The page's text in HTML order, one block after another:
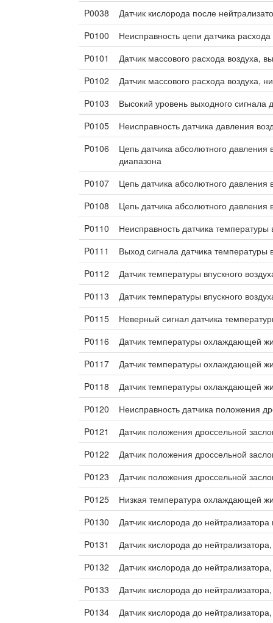
P0038
Датчик кислорода после
P0100
Неисправность цепи датчика расхода
P0101
Датчик массового расхода воздуха,
P0102
Датчик массового расхода воздуха,
P0103
Высокий уровень выходного сигнала
P0105
Неисправность датчика давления
P0106
Цепь датчика абсолютного давления
диапазона
P0107
Цепь датчика абсолютного давления
P0108
Цепь датчика абсолютного давления
P0110
Неисправность датчика температуры
P0111
Выход сигнала датчика температуры
P0112
Датчик температуры впускного
P0113
Датчик температуры впускного
P0115
Неверный сигнал датчика
P0116
Датчик температуры охлаждающей
P0117
Датчик температуры охлаждающей
P0118
Датчик температуры охлаждающей
P0120
Неисправность датчика положения
P0121
Датчик положения дроссельной
P0122
Датчик положения дроссельной
P0123
Датчик положения дроссельной
P0125
Низкая температура охлаждающей
P0130
Датчик кислорода до
P0131
Датчик кислорода до
P0132
Датчик кислорода до
P0133
Датчик кислорода до
P0134
Датчик кислорода до